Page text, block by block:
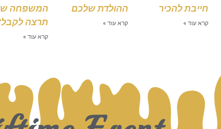
חייבת להכיר
קרא עוד »
ההולדת שלכם
קרא עוד »
המשפחה
תרצה
קרא עוד »